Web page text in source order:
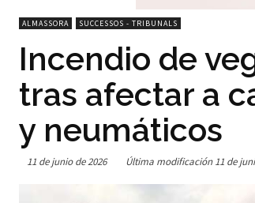
ALMASSORA SUCCESSOS - TRIBUNALS
Incendio de
tras afectar a
y neumáticos
11 de junio de 2026 Última modificación 11 de